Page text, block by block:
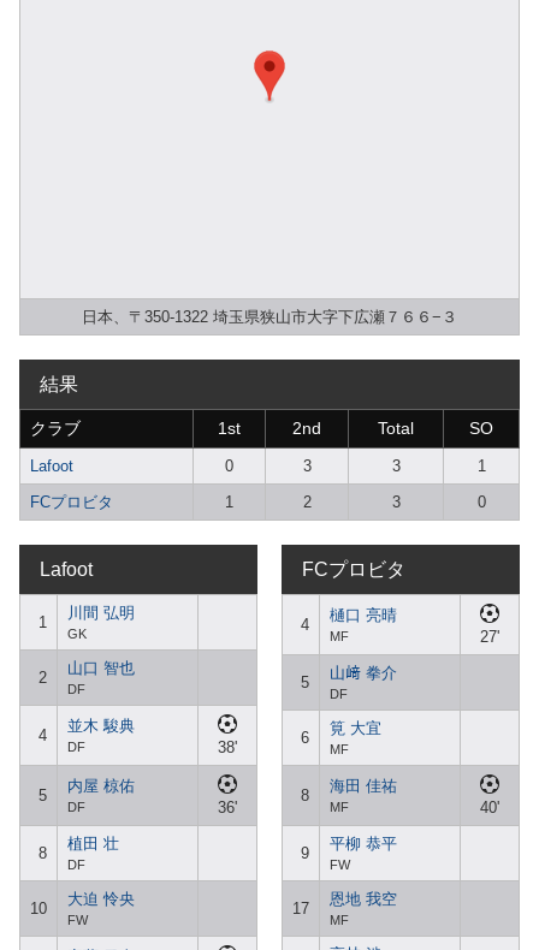
日本、〒350-1322 埼玉県狭山市大字下広瀬７６６−３
結果
クラブ 1st 2nd Total SO
Lafoot 0 3 3
1
FCプロビタ
1 2 3 0
Lafoot
1
川間 弘明
GK
2
山口 智也
DF
4
並木 駿典
DF 38'
5
内屋 椋佑
DF 36'
8
植田 壮
DF
10
大迫 怜央
FW
FCプロビタ
4
樋口 亮晴
MF 27'
5
山﨑 拳介
DF
6
筧 大宜
MF
8
海田 佳祐
MF 40'
9
平柳 恭平
FW
17
恩地 我空
MF